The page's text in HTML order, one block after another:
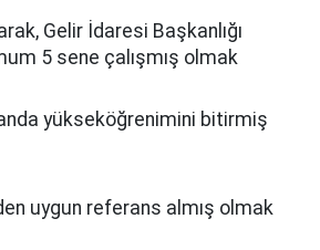
Gelir İdaresi Başkanlığı
5 sene çalışmış olmak
yükseköğrenimini bitirmiş
uygun referans almış olmak